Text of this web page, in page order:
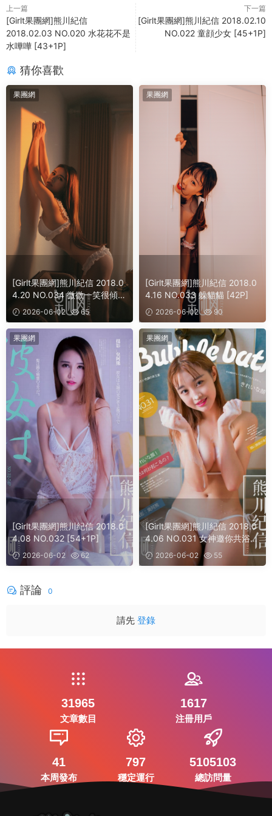
上一篇
[Girlt果團網]熊川紀信
2018.02.03 NO.020 水花花不是
水嘩嘩 [43+1P]
下一篇
[Girlt果團網]熊川紀信 2018.02.10
NO.022 童顔少女 [45+1P]
猜你喜歡
果團網
[Girlt果團網]熊川紀信 2018.0
4.20 NO.034 微微一笑很傾
城！[41P]
2026-06-02 65
果團網
[Girlt果團網]熊川紀信 2018.0
4.16 NO.033 躲貓貓 [42P]
2026-06-02 90
果團網
[Girlt果團網]熊川紀信 2018.0
4.08 NO.032 [54+1P]
2026-06-02 62
果團網
[Girlt果團網]熊川紀信 2018.0
4.06 NO.031 女神邀你共浴，
你可願意! [48+1P]
2026-06-02 55
評論 0
請先 登錄
31965
文章數目
1617
注冊用戶
41
本周發布
797
穩定運行
5105103
總訪問量